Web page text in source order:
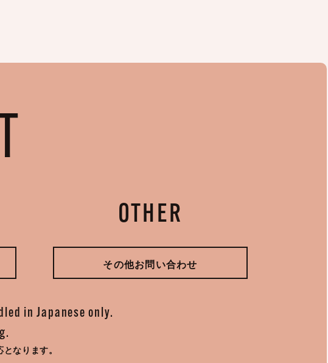
OTHER
その他お問い合わせ
in Japanese only.
なります。